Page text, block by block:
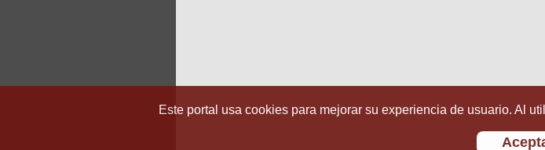
Este portal usa cookies para mejorar su experiencia de usuario. Al